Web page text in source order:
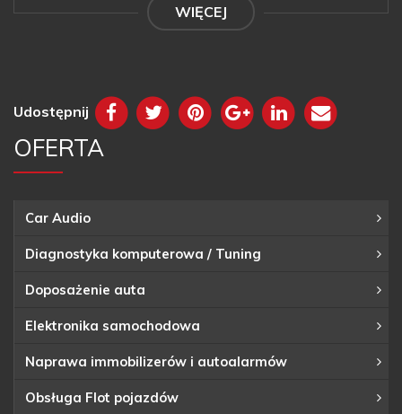
WIĘCEJ
Udostępnij
OFERTA
Car Audio
Diagnostyka komputerowa / Tuning
Doposażenie auta
Elektronika samochodowa
Naprawa immobilizerów i autoalarmów
Obsługa Flot pojazdów